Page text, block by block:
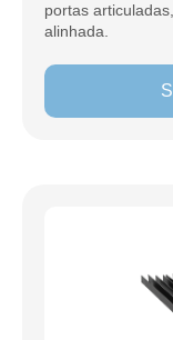
portas
alinhada.